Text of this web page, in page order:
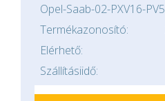
Opel-Saab-02-PXV16-PV5
Termékazonosító:
Elérhető:
Szállításiidő: